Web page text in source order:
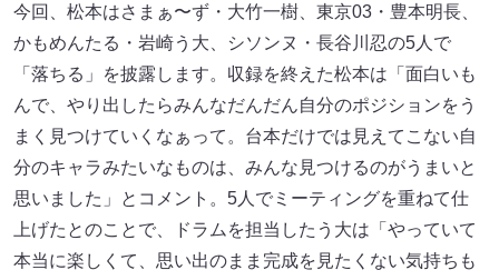
今回、松本はさまぁ〜ず・大竹一樹、東京03・豊本明長、
かもめんたる・岩崎う大、シソンヌ・長谷川忍の5人で
「落ちる」を披露します。収録を終えた松本は「面白いも
んで、やり出したらみんなだんだん自分のポジションをう
まく見つけていくなぁって。台本だけでは見えてこない自
分のキャラみたいなものは、みんな見つけるのがうまいと
思いました」とコメント。5人でミーティングを重ねて仕
上げたとのことで、ドラムを担当したう大は「やっていて
本当に楽しくて、思い出のまま完成を見たくない気持ちも